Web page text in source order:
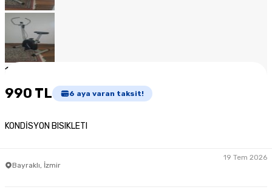
1
990 TL 6 aya varan taksit!
KONDİSYON BISIKLETI
Bayraklı, İzmir
19 Tem 2026